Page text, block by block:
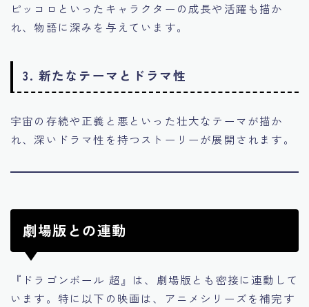
ピッコロといったキャラクターの成長や活躍も描か
れ、物語に深みを与えています。
3. 新たなテーマとドラマ性
宇宙の存続や正義と悪といった壮大なテーマが描か
れ、深いドラマ性を持つストーリーが展開されます。
劇場版との連動
『ドラゴンボール 超』は、劇場版とも密接に連動して
います。特に以下の映画は、アニメシリーズを補完す